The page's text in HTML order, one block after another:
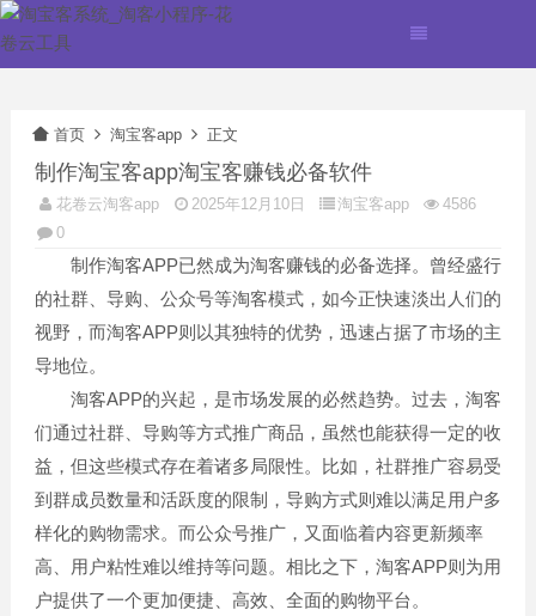
首页 淘宝客app 正文
制作淘宝客app淘宝客赚钱必备软件
花卷云淘客app 2025年12月10日 淘宝客app
4586
0
制作淘客APP已然成为淘客赚钱的必备选择。曾经盛行
的社群、导购、公众号等淘客模式，如今正快速淡出人们的
视野，而淘客APP则以其独特的优势，迅速占据了市场的主
导地位。
淘客APP的兴起，是市场发展的必然趋势。过去，淘客
们通过社群、导购等方式推广商品，虽然也能获得一定的收
益，但这些模式存在着诸多局限性。比如，社群推广容易受
到群成员数量和活跃度的限制，导购方式则难以满足用户多
样化的购物需求。而公众号推广，又面临着内容更新频率
高、用户粘性难以维持等问题。相比之下，淘客APP则为用
户提供了一个更加便捷、高效、全面的购物平台。